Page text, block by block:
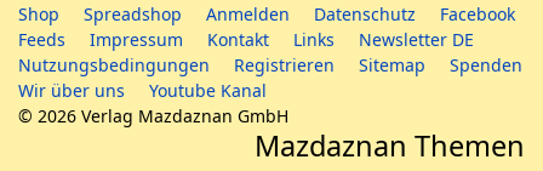
Shop Spreadshop Anmelden Datenschutz
Facebook
Feeds
Impressum Kontakt Links
Newsletter DE
Nutzungsbedingungen
Registrieren Sitemap
Spenden
Wir über uns
Youtube Kanal
© 2026 Verlag Mazdaznan GmbH
Mazdaznan Themen